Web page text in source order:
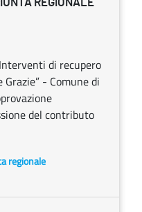
REGIONALE
di recupero
- Comune di
del contributo
regionale